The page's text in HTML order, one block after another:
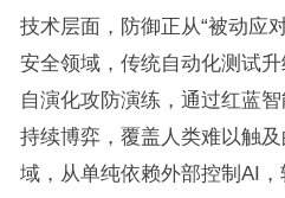
技术层面，防御正从“被动应
安全领域，传统自动化测试
自演化攻防演练，通过红蓝
持续博弈，覆盖人类难以触
域，从单纯依赖外部控制AI